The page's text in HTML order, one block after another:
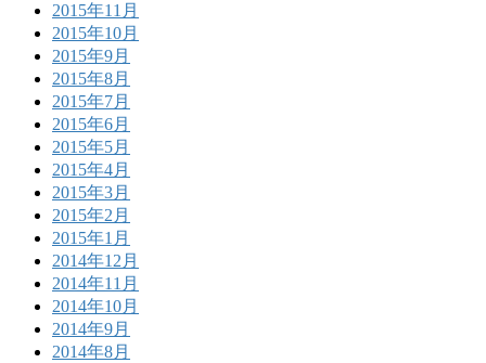
2015年11月
2015年10月
2015年9月
2015年8月
2015年7月
2015年6月
2015年5月
2015年4月
2015年3月
2015年2月
2015年1月
2014年12月
2014年11月
2014年10月
2014年9月
2014年8月